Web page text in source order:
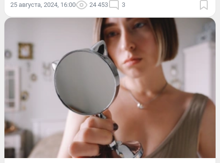
25 августа, 2024, 16:00 24 453 3